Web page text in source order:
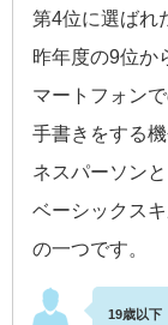
第4位に選ばれ
昨年度の9位か
マートフォン
手書きをする
ネスパーソン
ベーシックス
の一つです。
19歳以